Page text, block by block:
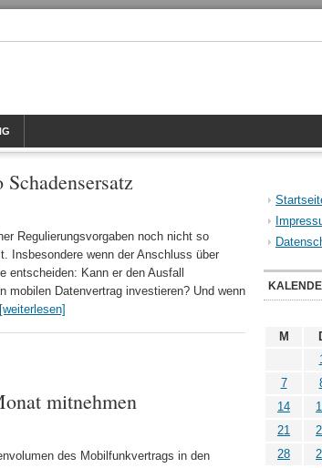
Regulierungsvorgaben noch nicht so
Insbesondere wenn der Anschluss über
entscheiden: Kann er den Ausfall
mobilen Datenvertrag investieren? Und wenn
[weiterlesen]
mitnehmen
des Mobilfunkvertrags in den
M
7
14
21
28